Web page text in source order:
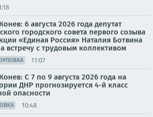
6 августа 2026 года депутат
городского совета первого созыва
«Единая Россия» Наталия Ботвина
встречу с трудовым коллективом
11:07
С 7 по 9 августа 2026 года на
ДНР прогнозируется 4-й класс
опасности
10:48